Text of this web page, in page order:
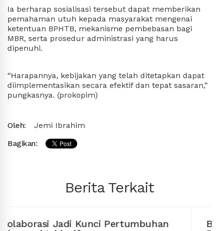
Ia berharap sosialisasi tersebut dapat memberikan
pemahaman utuh kepada masyarakat mengenai
ketentuan BPHTB, mekanisme pembebasan bagi
MBR, serta prosedur administrasi yang harus
dipenuhi.
“Harapannya, kebijakan yang telah ditetapkan dapat
diimplementasikan secara efektif dan tepat sasaran,”
pungkasnya. (prokopim)
Oleh:
Jemi Ibrahim
Bagikan:
Berita Terkait
Bahasan Minta Pertamina Tegas Soal